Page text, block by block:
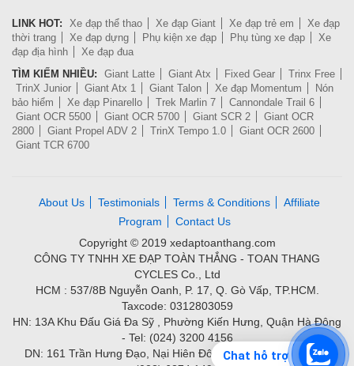
Chat hỗ trợ
LINK HOT: Xe đạp thể thao Xe đạp Giant Xe đạp trẻ em
Xe đạp
thời trang
Xe đạp dựng Phụ kiện xe đạp Phụ tùng xe đạp
Xe
đạp địa hình
Xe đạp đua
TÌM KIẾM NHIỀU:
Giant Latte Giant Atx Fixed Gear
Trinx Free
TrinX Junior
Giant Atx 1 Giant Talon Xe đạp Momentum
Nón
bảo hiểm
Xe đạp Pinarello Trek Marlin 7
Cannondale Trail 6
Giant OCR 5500
Giant OCR 5700 Giant SCR 2
Giant OCR
2800
Giant Propel ADV 2 TrinX Tempo 1.0
Giant OCR 2600
Giant TCR 6700
About Us Testimonials Terms & Conditions
Affiliate
Program
Contact Us
Copyright © 2019 xedaptoanthang.com
CÔNG TY TNHH XE ĐẠP TOÀN THẮNG - TOAN THANG
CYCLES Co., Ltd
HCM : 537/8B Nguyễn Oanh, P. 17, Q. Gò Vấp, TP.HCM.
Taxcode: 0312803059
HN: 13A Khu Đấu Giá Đa Sỹ , Phường Kiến Hưng, Quận Hà Đông
- Tel: (024) 3200 4156
DN: 161 Trần Hưng Đạo, Nại Hiên Đông, Quận Sơn Trà - Tel: